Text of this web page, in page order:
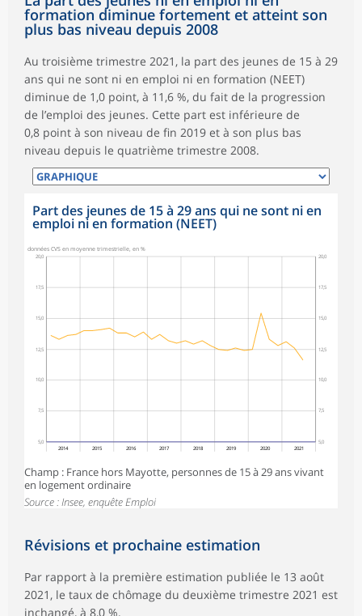
formation diminue fortement et atteint son
plus bas niveau depuis 2008
Au troisième trimestre 2021, la part des jeunes de 15 à 29
ans qui ne sont ni en emploi ni en formation (NEET)
diminue de 1,0 point, à 11,6 %, du fait de la progression
de l’emploi des jeunes. Cette part est inférieure de
0,8 point à son niveau de fin 2019 et à son plus bas
niveau depuis le quatrième trimestre 2008.
Part des jeunes de 15 à 29 ans qui ne sont ni en
emploi ni en formation (NEET)
5,0
7,5
10,0
12,5
15,0
17,5
20,0
5,0
7,5
10,0
12,5
15,0
17,5
20,0
données CVS en moyenne trimestrielle, en %
2014 2015 2016 2017 2018 2019 2020 2021
Champ : France hors Mayotte, personnes de 15 à 29 ans vivant
en logement ordinaire
Source : Insee, enquête Emploi
Révisions et prochaine estimation
Par rapport à la première estimation publiée le 13 août
2021, le taux de chômage du deuxième trimestre 2021 est
inchangé, à 8,0 %.